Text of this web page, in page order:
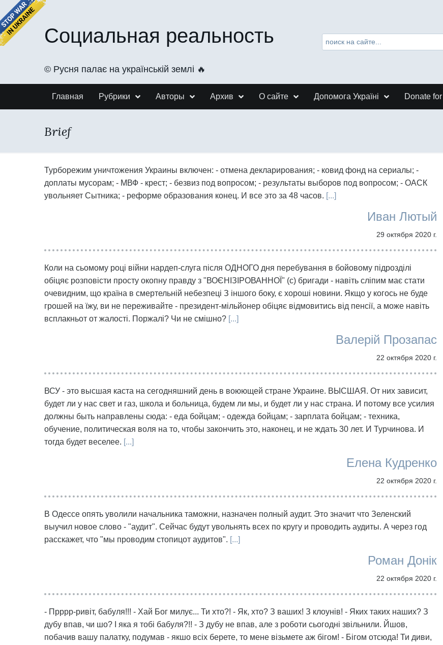
Социальная реальность
©️ Русня палає на українській землі 🔥
Главная Рубрики Авторы Архив О сайте Допомога Україні Donate
Brief
Турборежим уничтожения Украины включен: - отмена декларирования; - ковид фонд на сериалы; -
доплаты мусорам; - МВФ - крест; - безвиз под вопросом; - результаты выборов под вопросом; - ОАСК
увольняет Сытника; - реформе образования конец. И все это за 48 часов. [...]
Иван Лютый
29 октября 2020 г.
Коли на сьомому році війни нардеп-слуга після ОДНОГО дня перебування в бойовому підрозділі
обіцяє розповісти просту окопну правду з "ВОЄНІЗІРОВАННОЇ" (с) бригади - навіть сліпим має стати
очевидним, що країна в смертельній небезпеці З іншого боку, є хороші новини. Якщо у когось не буде
грошей на їжу, ви не переживайте - президент-мільйонер обіцяє відмовитись від пенсії, а може навіть
всплакньот от жалості. Поржалі? Чи не смішно? [...]
Валерій Прозапас
22 октября 2020 г.
ВСУ - это высшая каста на сегодняшний день в воюющей стране Украине. ВЫСШАЯ. От них зависит,
будет ли у нас свет и газ, школа и больница, будем ли мы, и будет ли у нас страна. И потому все усилия
должны быть направлены сюда: - еда бойцам; - одежда бойцам; - зарплата бойцам; - техника,
обучение, политическая воля на то, чтобы закончить это, наконец, и не ждать 30 лет. И Турчинова. И
тогда будет веселее. [...]
Елена Кудренко
22 октября 2020 г.
В Одессе опять уволили начальника таможни, назначен полный аудит. Это значит что Зеленский
выучил новое слово - "аудит". Сейчас будут увольнять всех по кругу и проводить аудиты. А через год
расскажет, что "мы проводим стопицот аудитов". [...]
Роман Донік
22 октября 2020 г.
- Прррр-ривіт, бабуля!!! - Хай Бог милує... Ти хто?! - Як, хто? З ваших! З клоунів! - Яких таких наших? З
дубу впав, чи шо? І яка я тобі бабуля?!! - З дубу не впав, але з роботи сьогодні звільнили. Йшов,
побачив вашу палатку, подумав - якшо всіх берете, то мене візьмете аж бігом! - Бігом отсюда! Ти диви,